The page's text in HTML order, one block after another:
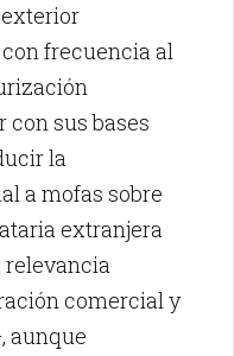
frecuencia al
sus bases
la
a mofas sobre
extranjera
relevancia
comercial y
aunque